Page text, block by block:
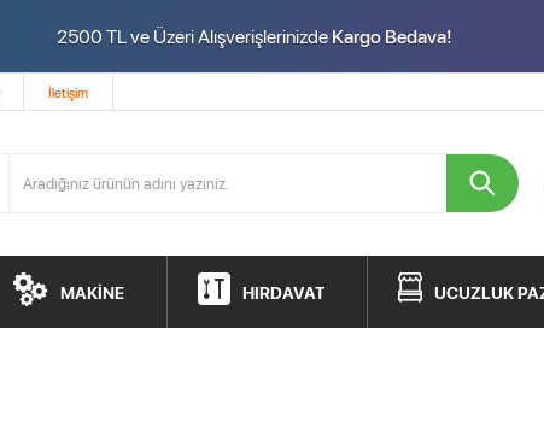
2500 TL ve Üzeri AlışverişlerinizdeKargo Bedava!
İletişim
MAKİNE HIRDAVAT UCUZLUK